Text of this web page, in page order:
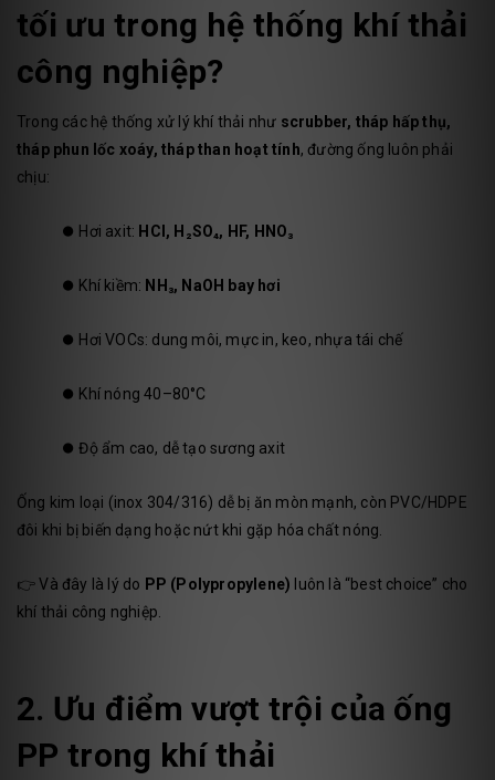
tối ưu trong hệ thống khí thải
công nghiệp?
Trong các hệ thống xử lý khí thải như scrubber, tháp hấp thụ,
tháp phun lốc xoáy, tháp than hoạt tính, đường ống luôn phải
chịu:
⏺️ Hơi axit: HCl, H₂SO₄, HF, HNO₃
⏺️ Khí kiềm: NH₃, NaOH bay hơi
⏺️ Hơi VOCs: dung môi, mực in, keo, nhựa tái chế
⏺️ Khí nóng 40–80°C
⏺️Độ ẩm cao, dễ tạo sương axit
Ống kim loại (inox 304/316) dễ bị ăn mòn mạnh, còn PVC/HDPE
đôi khi bị biến dạng hoặc nứt khi gặp hóa chất nóng.
👉 Và đây là lý do PP (Polypropylene) luôn là “best choice” cho
khí thải công nghiệp.
2. Ưu điểm vượt trội của ống
PP trong khí thải